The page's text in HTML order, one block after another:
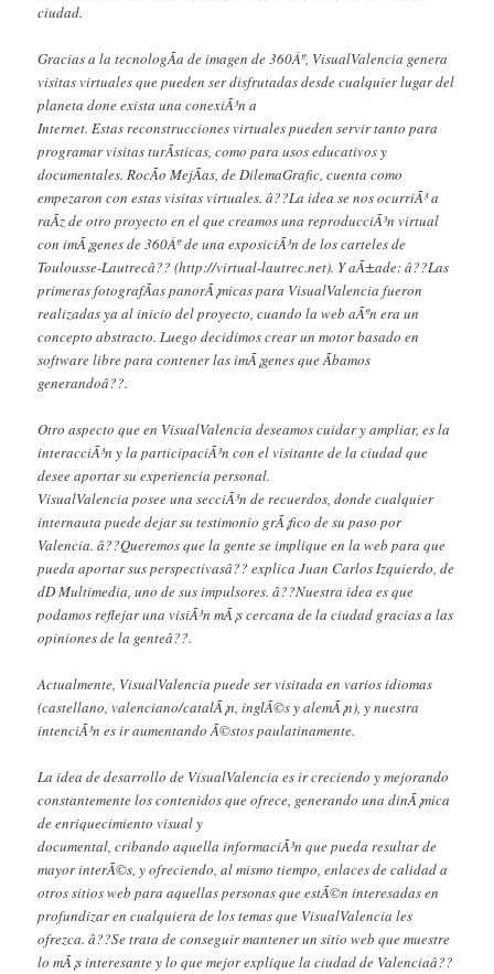
ciudad.
Gracias a la tecnologÃ­a de imagen de 360Âº, VisualValencia genera
visitas virtuales que pueden ser disfrutadas desde cualquier lugar del
planeta done exista una conexiÃ³n a
Internet. Estas reconstrucciones virtuales pueden servir tanto para
programar visitas turÃ­sticas, como para usos educativos y
documentales. RocÃ­o MejÃ­as, de DilemaGrafic, cuenta como
empezaron con estas visitas virtuales. â??La idea se nos ocurriÃ³ a
raÃ­z de otro proyecto en el que creamos una reproducciÃ³n virtual
con imÃ¡genes de 360Âº de una exposiciÃ³n de los carteles de
Toulousse-Lautrecâ?? (http://virtual-lautrec.net). Y aÃ±ade: â??Las
primeras fotografÃ­as panorÃ¡micas para VisualValencia fueron
realizadas ya al inicio del proyecto, cuando la web aÃºn era un
concepto abstracto. Luego decidimos crear un motor basado en
software libre para contener las imÃ¡genes que Ã­bamos
generandoâ??.
Otro aspecto que en VisualValencia deseamos cuidar y ampliar, es la
interacciÃ³n y la participaciÃ³n con el visitante de la ciudad que
desee aportar su experiencia personal.
VisualValencia posee una secciÃ³n de recuerdos, donde cualquier
internauta puede dejar su testimonio grÃ¡fico de su paso por
Valencia. â??Queremos que la gente se implique en la web para que
pueda aportar sus perspectivasâ?? explica Juan Carlos Izquierdo, de
dD Multimedia, uno de sus impulsores. â??Nuestra idea es que
podamos reflejar una visiÃ³n mÃ¡s cercana de la ciudad gracias a las
opiniones de la genteâ??.
Actualmente, VisualValencia puede ser visitada en varios idiomas
(castellano, valenciano/catalÃ¡n, inglÃ©s y alemÃ¡n), y nuestra
intenciÃ³n es ir aumentando Ã©stos paulatinamente.
La idea de desarrollo de VisualValencia es ir creciendo y mejorando
constantemente los contenidos que ofrece, generando una dinÃ¡mica
de enriquecimiento visual y
documental, cribando aquella informaciÃ³n que pueda resultar de
mayor interÃ©s, y ofreciendo, al mismo tiempo, enlaces de calidad a
otros sitios web para aquellas personas que estÃ©n interesadas en
profundizar en cualquiera de los temas que VisualValencia les
ofrezca. â??Se trata de conseguir mantener un sitio web que muestre
lo mÃ¡s interesante y lo que mejor explique la ciudad de Valenciaâ??